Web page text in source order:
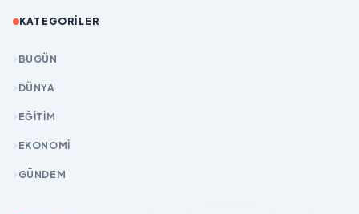
KATEGORILER
BUGÜN
DÜNYA
EĞİTİM
EKONOMİ
GÜNDEM